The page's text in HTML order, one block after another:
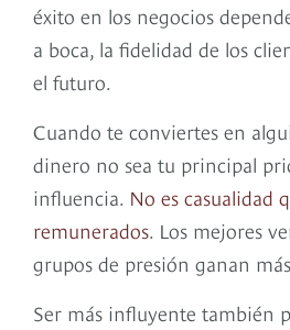
éxito en los negocios
a boca, la fidelidad de los
el futuro.
Cuando te conviertes en
dinero no sea tu principal
influencia. No es casualidad
remunerados. Los mejores
grupos de presión ganan
Ser más influyente también